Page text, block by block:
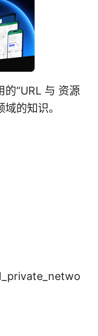
“URL 与 资源
的知识。